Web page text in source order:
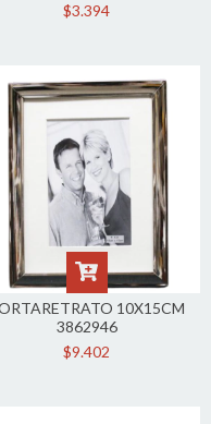
$3.394
10X15CM
3862946
$9.402